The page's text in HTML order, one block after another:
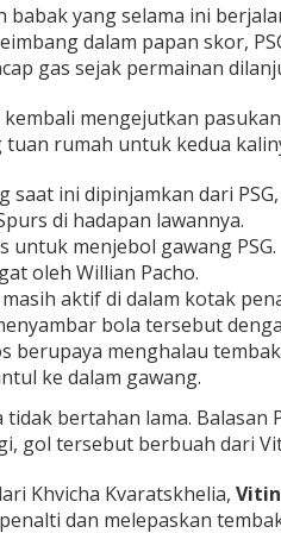
yang selama ini
dalam papan skor,
gas sejak permainan
mengejutkan
rumah untuk kedua
saat ini dipinjamkan dari PSG,
di hadapan lawannya.
untuk menjebol gawang PSG.
oleh Willian Pacho.
aktif di dalam kotak
bola tersebut
berupaya menghalau
ke dalam gawang.
bertahan lama. Balasan
gol tersebut berbuah dari
Khvicha Kvaratskhelia,
dan melepaskan
Warga
Di Daerah,
09:13 WIB